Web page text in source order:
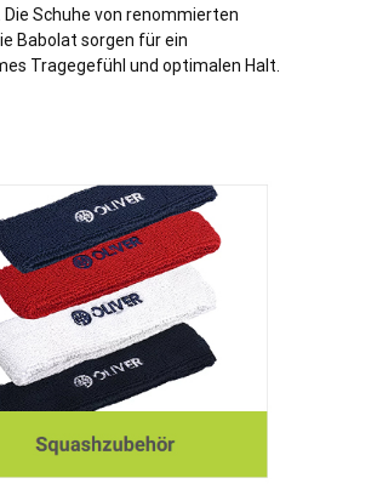
Schuhe von renommierten
Babolat sorgen für ein
Tragegefühl und optimalen Halt.